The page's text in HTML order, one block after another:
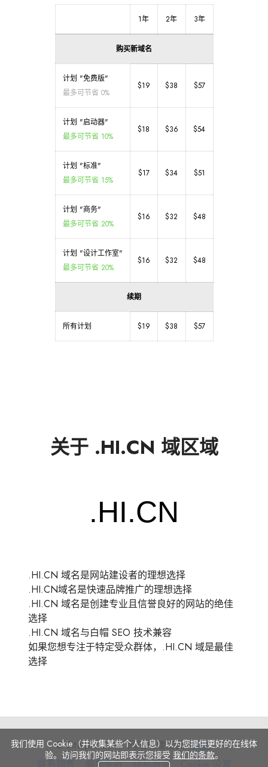
1年 2年 3年
购买新域名
计划 "免费版"
最多可节省 0%
$19 $38 $57
计划 "启动器"
最多可节省 10%
$18 $36 $54
计划 "标准"
最多可节省 15%
$17 $34 $51
计划 "商务"
最多可节省 20%
$16 $32 $48
计划 "设计工作室"
最多可节省 20%
$16 $32 $48
续期
所有计划 $19 $38 $57
关于 .HI.CN 域区域
.HI.CN 域名是网站建设者的理想选择
.HI.CN域名是快速品牌推广的理想选择
.HI.CN 域名是创建专业且信誉良好的网站的绝佳
选择
.HI.CN 域名与白帽 SEO 技术兼容
如果您想专注于特定受众群体，.HI.CN 域是最佳
选择
© Site.pro 2011. 网站构建工具.美国.
联系销售 服
服务条款 隐
隐私政策 Cookie
Cookie 设置
我们使用 Cookie（并收集某些个人信息）以为您提供更好的在线体
验。访问我们的网站即表示您接受 我们的条款。